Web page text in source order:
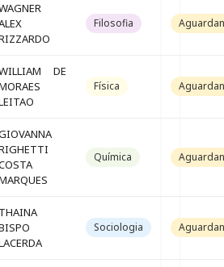
Filosofia
DE
Física
Química
THAINA
Sociologia